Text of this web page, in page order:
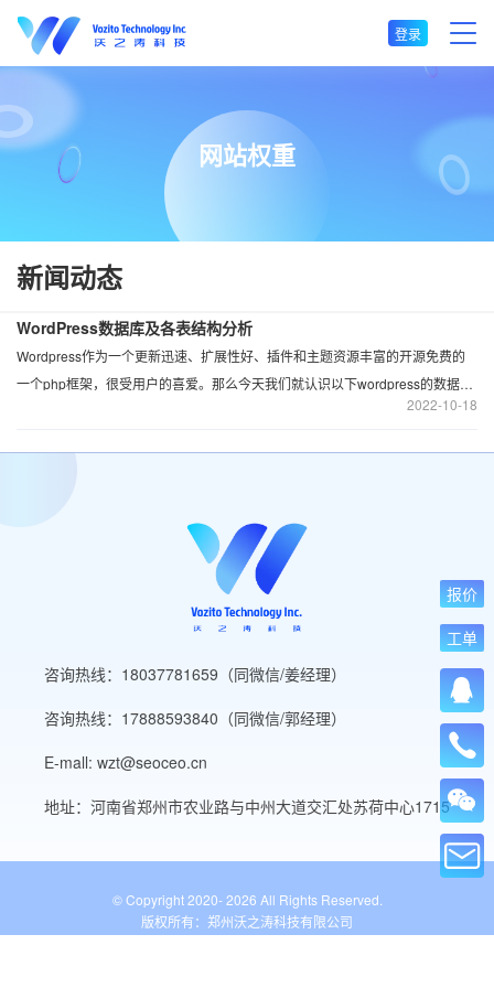
登录
网站权重
新闻动态
10-18
2022
WordPress数据库及各表结构分析
Wordpress作为一个更新迅速、扩展性好、插件和主题资源丰富的开源免费的
一个php框架，很受用户的喜爱。那么今天我们就认识以下wordpress的数据表
咨询热线：18037781659（同微信/姜经理）
咨询热线：17888593840（同微信/郭经理）
E-mall: wzt@seoceo.cn
地址：河南省郑州市农业路与中州大道交汇处苏荷中心1715
© Copyright 2020-2026 All Rights Reserved.
版权所有：郑州沃之涛科技有限公司
报价
工单